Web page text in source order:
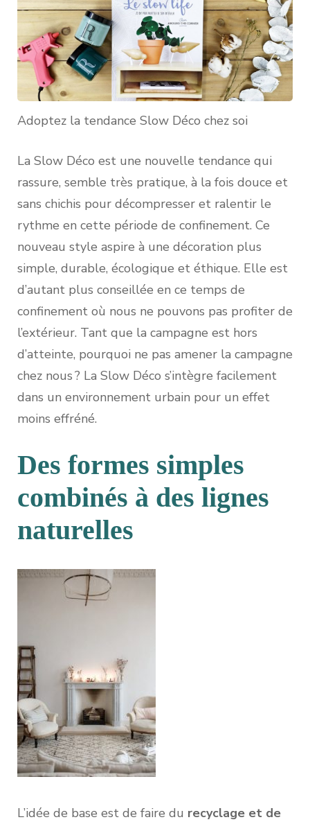
Adoptez la tendance Slow Déco chez soi
La Slow Déco est une nouvelle tendance qui
rassure, semble très pratique, à la fois douce et
sans chichis pour décompresser et ralentir le
rythme en cette période de confinement. Ce
nouveau style aspire à une décoration plus
simple, durable, écologique et éthique. Elle est
d’autant plus conseillée en ce temps de
confinement où nous ne pouvons pas profiter de
l’extérieur. Tant que la campagne est hors
d’atteinte, pourquoi ne pas amener la campagne
chez nous ? La Slow Déco s’intègre facilement
dans un environnement urbain pour un effet
moins effréné.
Des formes simples
combinés à des lignes
naturelles
L’idée de base est de faire du recyclage et de